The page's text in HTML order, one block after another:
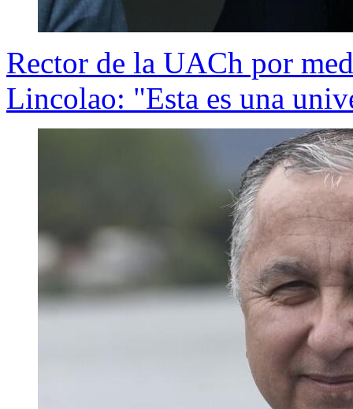
Rector de la UACh por
Lincolao: "Esta es una